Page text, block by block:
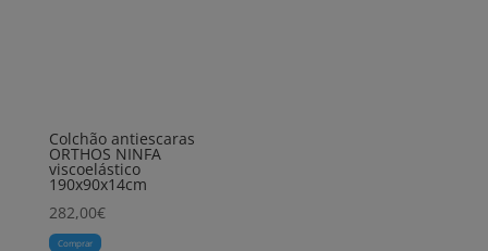
Colchão antiescaras
ORTHOS NINFA
viscoelástico
190x90x14cm
282,00€
Comprar